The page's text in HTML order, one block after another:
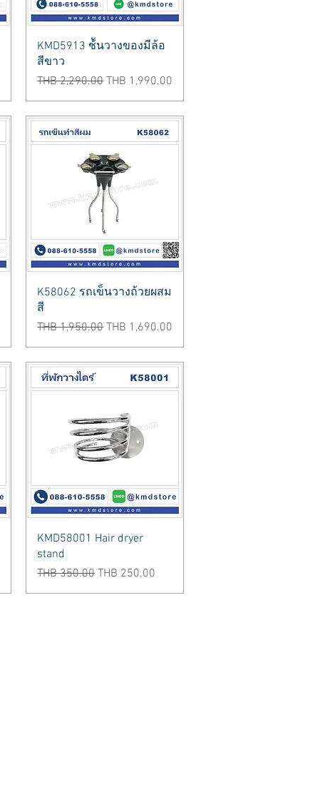
Quick View
KMD5913 ช้ันวางของมีล้อ
สีขาว
Regular Price
THB 2,290.00Sale Price
THB 1,990.00
Quick View
K58062 รถเข็นวางถ้วยผสม
สี
Regular Price
THB 1,950.00Sale Price
THB 1,690.00
Quick View
KMD58001 Hair dryer
stand
Regular Price
THB 350.00Sale Price
THB 250.00